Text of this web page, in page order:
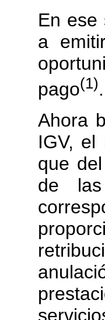
En ese
a
pago(1).
Ahora
IGV, el
que
de